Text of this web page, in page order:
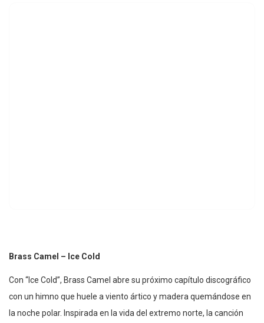
Brass Camel – Ice Cold
Con “Ice Cold”, Brass Camel abre su próximo capítulo discográfico
con un himno que huele a viento ártico y madera quemándose en
la noche polar. Inspirada en la vida del extremo norte, la canción